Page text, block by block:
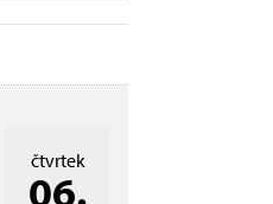
čtvrtek
06.